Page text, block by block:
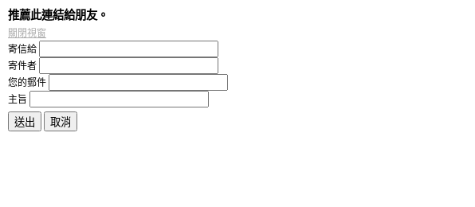
推薦此連結給朋友。
關閉視窗
寄信給
寄件者
您的郵件
主旨
送出 取消